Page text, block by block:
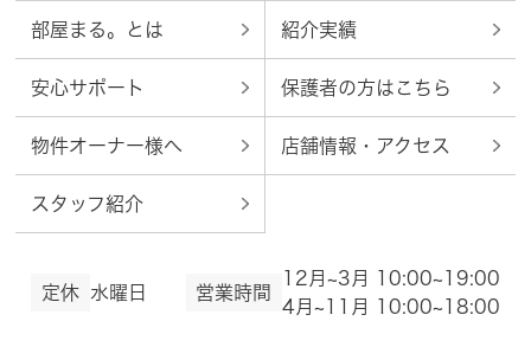
部屋まる。とは 紹介実績
安心サポート 保護者の方はこちら
物件オーナー様へ 店舗情報・アクセス
スタッフ紹介
定休 水曜日 営業時間
12月~3月 10:00~19:00
4月~11月 10:00~18:00